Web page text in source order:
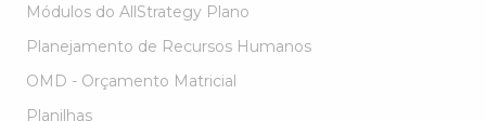
Módulos do AllStrategy Plano
Planejamento de Recursos Humanos
OMD - Orçamento Matricial
Planilhas